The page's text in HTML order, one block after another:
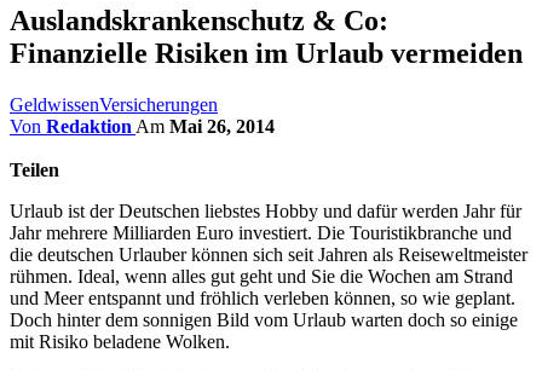
Auslandskrankenschutz & Co:
Finanzielle Risiken im Urlaub vermeiden
GeldwissenVersicherungen
Von Redaktion Am Mai 26, 2014
Teilen
Urlaub ist der Deutschen liebstes Hobby und dafür werden Jahr für
Jahr mehrere Milliarden Euro investiert. Die Touristikbranche und
die deutschen Urlauber können sich seit Jahren als Reiseweltmeister
rühmen. Ideal, wenn alles gut geht und Sie die Wochen am Strand
und Meer entspannt und fröhlich verleben können, so wie geplant.
Doch hinter dem sonnigen Bild vom Urlaub warten doch so einige
mit Risiko beladene Wolken.